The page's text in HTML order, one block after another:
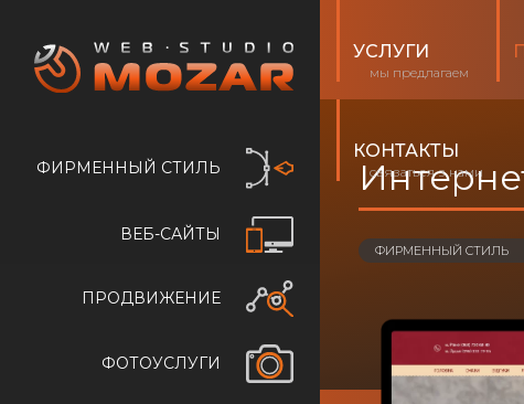
УСЛУГИ
мы предлагаем
КОНТАКТЫ
связаться з нами
ФИРМЕННЫЙ СТИЛЬ
ФИРМЕННЫЙ СТИЛЬ
ВЕБ-САЙТЫ
ПРОДВИЖЕНИЕ
ФОТОУСЛУГИ